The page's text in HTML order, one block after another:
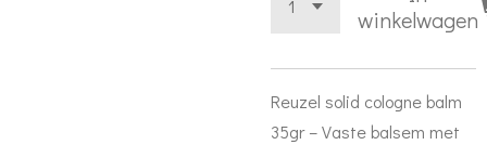
winkelwagen
Reuzel solid cologne balm
35gr – Vaste balsem met